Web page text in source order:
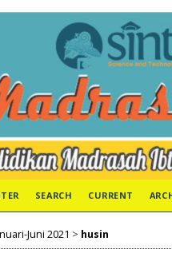
SEARCH CURRENT
Juni 2021 > husin